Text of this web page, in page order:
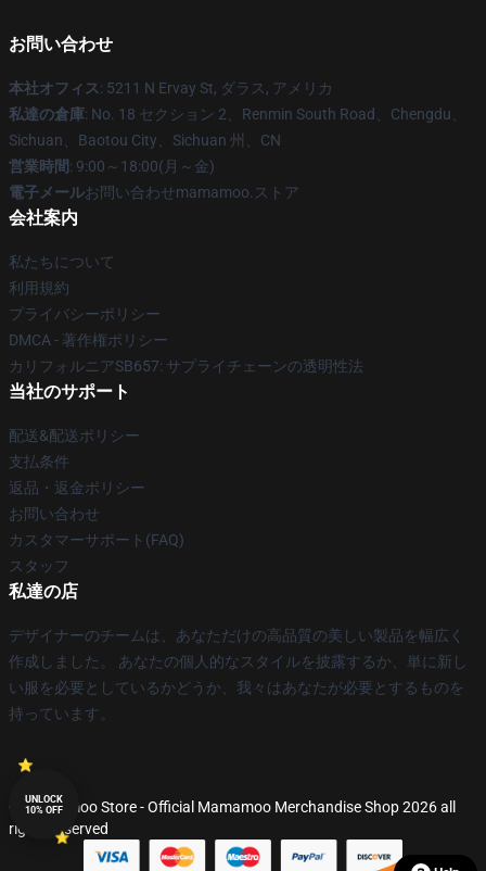
お問い合わせ
本社オフィス: 5211 N Ervay St, ダラス, アメリカ
私達の倉庫: No. 18 セクション 2、Renmin South Road、Chengdu、
Sichuan、Baotou City、Sichuan 州、CN
営業時間: 9:00～18:00(月～金)
電子メールお問い合わせmamamoo.ストア
会社案内
私たちについて
利用規約
プライバシーポリシー
DMCA - 著作権ポリシー
カリフォルニアSB657: サプライチェーンの透明性法
当社のサポート
配送&配送ポリシー
支払条件
返品・返金ポリシー
お問い合わせ
カスタマーサポート(FAQ)
スタッフ
私達の店
デザイナーのチームは、あなただけの高品質の美しい製品を幅広く
作成しました。 あなたの個人的なスタイルを披露するか、単に新し
い服を必要としているかどうか、我々はあなたが必要とするものを
持っています。
© Mamamoo Store - Official Mamamoo Merchandise Shop 2026 all
rights reserved
UNLOCK
10% OFF